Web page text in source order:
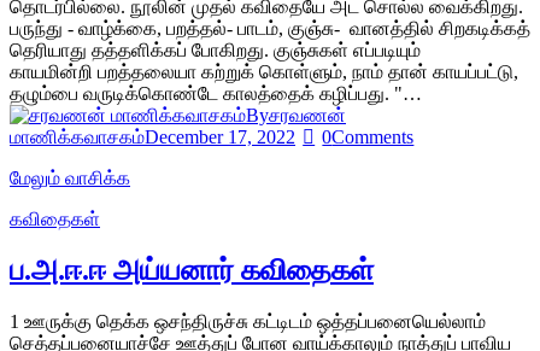
தொடர்பில்லை. நூலின் முதல் கவிதையே அட சொல்ல வைக்கிறது.
பருந்து - வாழ்க்கை, பறத்தல்- பாடம், குஞ்சு- வானத்தில் சிறகடிக்கத்
தெரியாது தத்தளிக்கப் போகிறது. குஞ்சுகள் எப்படியும்
காயமின்றி பறத்தலையா கற்றுக் கொள்ளும், நாம் தான் காயப்பட்டு,
தழும்பை வருடிக்கொண்டே காலத்தைக் கழிப்பது. "…
Byசரவணன்
மாணிக்கவாசகம்December 17, 2022 0Comments
மேலும் வாசிக்க
கவிதைகள்
ப.அ.ஈ.ஈ அய்யனார் கவிதைகள்
1 ஊருக்கு தெக்க ஒசந்திருச்சு கட்டிடம் ஒத்தப்பனையெல்லாம்
செத்தப்பனையாச்சே ஊத்துப் போன வாய்க்காலும் நாத்துப் பாவிய